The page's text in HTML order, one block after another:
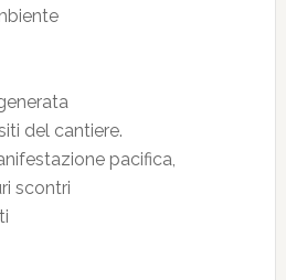
del cantiere.
pacifica,
scontri